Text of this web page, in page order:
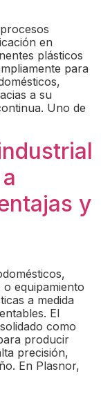
en
plásticos
para
a su
Uno de
y
equipamiento
a medida
El
como
producir
precisión,
En Plasnor,